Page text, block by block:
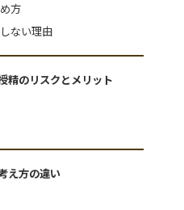
方
ない理由
精のリスクとメリット
え方の違い